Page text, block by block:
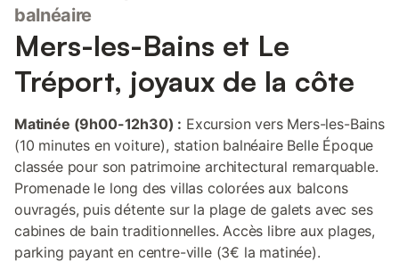
balnéaire
Mers-les-Bains et Le
Tréport, joyaux de la côte
Matinée (9h00-12h30) : Excursion vers Mers-les-Bains
(10 minutes en voiture), station balnéaire Belle Époque
classée pour son patrimoine architectural remarquable.
Promenade le long des villas colorées aux balcons
ouvragés, puis détente sur la plage de galets avec ses
cabines de bain traditionnelles. Accès libre aux plages,
parking payant en centre-ville (3€ la matinée).